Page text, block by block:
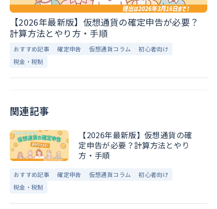
【2026年最新版】仮想通貨の確定申告が必要？
計算方法とやり方・手順
おすすめ記事 確定申告 仮想通貨コラム
初心者向け
税金・税制
関連記事
【2026年最新版】仮想通貨の確
定申告が必要？計算方法とやり
方・手順
おすすめ記事 確定申告 仮想通貨コラム
初心者向け
税金・税制